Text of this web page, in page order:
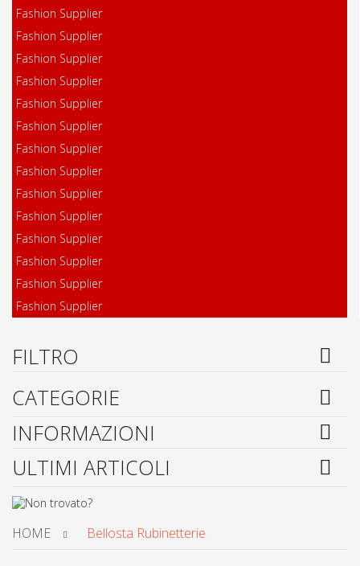
Fashion Supplier
Fashion Supplier
Fashion Supplier
Fashion Supplier
Fashion Supplier
Fashion Supplier
Fashion Supplier
Fashion Supplier
Fashion Supplier
Fashion Supplier
Fashion Supplier
Fashion Supplier
Fashion Supplier
Fashion Supplier
FILTRO
CATEGORIE
INFORMAZIONI
ULTIMI ARTICOLI
HOME Bellosta Rubinetterie